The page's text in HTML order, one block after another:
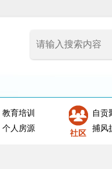
教育培训
个人房源
自贡
捕风